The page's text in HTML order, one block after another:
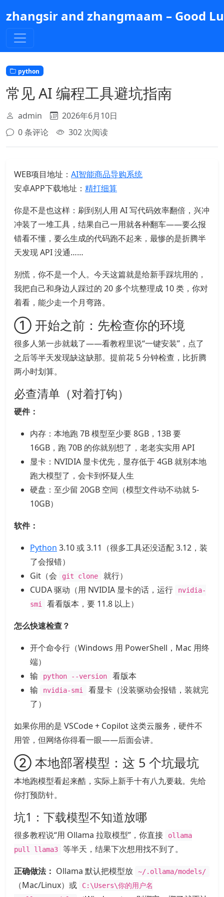
到
主
内
容
zhangsir and zhangmaam – Good
python
常见 AI 编程工具避坑指南
admin
2026年6月10日
0 条评论
302 次阅读
WEB项目地址： AI智能商品导购系统
安卓APP下载地址： 精打细算
你是不是也这样：刷到别人用 AI 写代码效率翻倍，兴冲
冲装了一堆工具，结果自己一用就各种翻车——要么报
错看不懂，要么生成的代码跑不起来，最惨的是折腾半
天发现 API 没通……
别慌，你不是一个人。今天这篇就是给新手踩坑用的，
我把自己和身边人踩过的 20 多个坑整理成 10 类，你对
着看，能少走一个月弯路。
① 开始之前：先检查你的环境
很多人第一步就栽了——看教程里说“一键安装”，点了
之后等半天发现缺这缺那。提前花 5 分钟检查，比折腾
两小时划算。
必查清单（对着打钩）
硬件：
内存：本地跑 7B 模型至少要 8GB，13B 要
16GB，跑 70B 的你就别想了，老老实实用 API
显卡：NVIDIA 显卡优先，显存低于 4GB 就别本地
跑大模型了，会卡到怀疑人生
硬盘：至少留 20GB 空间（模型文件动不动就 5-
10GB）
软件：
Python 3.10 或 3.11（很多工具还没适配 3.12，装
了会报错）
Git（会
git clone
就行）
CUDA 驱动（用 NVIDIA 显卡的话，运行
nvidia-
smi
看看版本，要 11.8 以上）
怎么快速检查？
开个命令行（Windows 用 PowerShell，Mac 用终
端）
输
python --version
看版本
输
nvidia-smi
看显卡（没装驱动会报错，装就完
了）
如果你用的是 VSCode + Copilot 这类云服务，硬件不
用管，但网络你得看一眼——后面会讲。
② 本地部署模型：这 5 个坑最坑
本地跑模型看起来酷，实际上新手十有八九要栽。先给
你打预防针。
坑1：下载模型不知道放哪
很多教程说“用 Ollama 拉取模型”，你直接
ollama
pull llama3
等半天，结果下次想用找不到了。
正确做法： Ollama 默认把模型放 ~/.ollama/models/
（Mac/Linux）或
C:\Users\你的用户名